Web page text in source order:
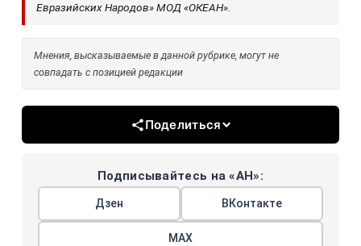
Евразийских Народов» МОД «ОКЕАН».
Мнения, высказываемые в данной рубрике, могут не
совпадать с позицией редакции
Поделиться
Подписывайтесь на «АН»:
Дзен ВКонтакте
МАХ